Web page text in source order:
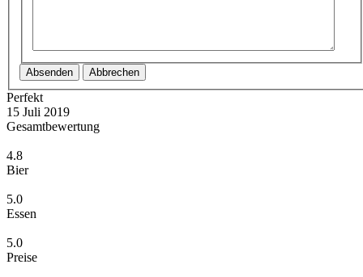
Absenden Abbrechen
Perfekt
15 Juli 2019
Gesamtbewertung
4.8
Bier
5.0
Essen
5.0
Preise